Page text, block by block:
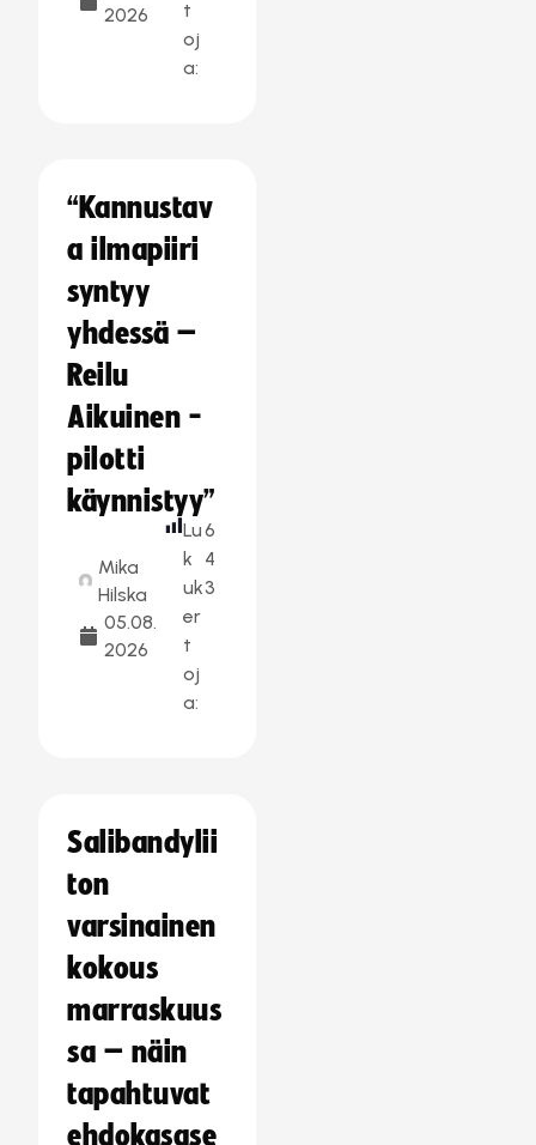
2026
t
oj
a:
“Kannustav
a ilmapiiri
syntyy
yhdessä –
Reilu
Aikuinen -
pilotti
käynnistyy”
Mika
Hilska
05.08.
2026
Lu
k
uk
er
t
oj
a:
6
4
3
Salibandylii
ton
varsinainen
kokous
marraskuus
sa – näin
tapahtuvat
ehdokasase